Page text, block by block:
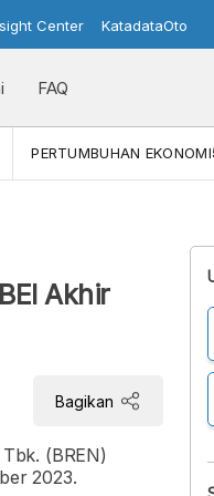
Center KatadataOto
FAQ
PERTUMBUHAN EKONOMI
Akhir
Bagikan
(BREN)
2023.